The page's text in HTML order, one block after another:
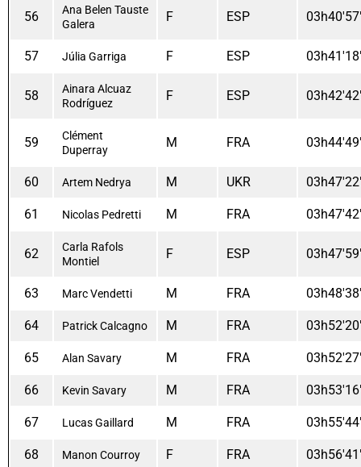
56
Ana Belen Tauste
Galera
F ESP
57 Júlia Garriga F ESP
58
Ainara Alcuaz
Rodríguez
F ESP
59
Clément
Duperray
M FRA
60 Artem Nedrya M UKR
61 Nicolas Pedretti M FRA
62
Carla Rafols
Montiel
F ESP
63 Marc Vendetti M FRA
64 Patrick Calcagno M FRA
65 Alan Savary M FRA
66 Kevin Savary M FRA
67 Lucas Gaillard M FRA
68 Manon Courroy F FRA